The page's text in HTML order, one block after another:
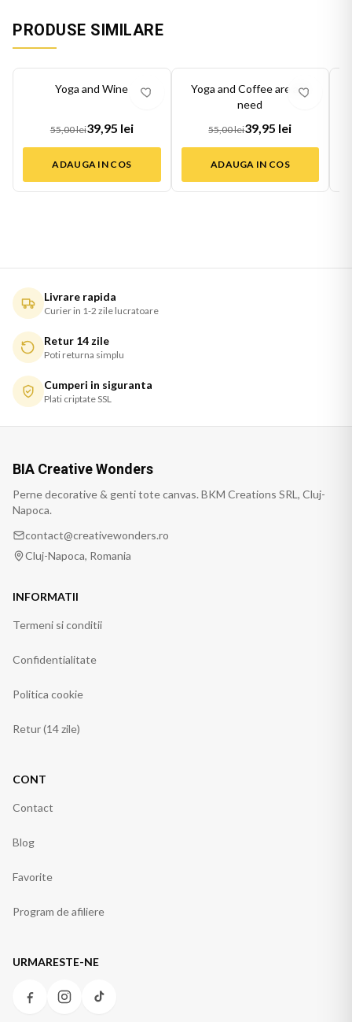
PRODUSE SIMILARE
Yoga and Wine
55,00 lei39,95 lei
ADAUGA IN COS
27%
Yoga and Coffee are all I
need
55,00 lei39,95 lei
ADAUGA IN COS
Livrare rapida
Curier in 1-2 zile lucratoare
Retur 14 zile
Poti returna simplu
Cumperi in siguranta
Plati criptate SSL
BIA Creative Wonders
Perne decorative & genti tote canvas. BKM Creations SRL, Cluj-
Napoca.
contact@creativewonders.ro
Cluj-Napoca, Romania
INFORMATII
Termeni si conditii
Confidentialitate
Politica cookie
Retur (14 zile)
CONT
Contact
Blog
Favorite
Program de afiliere
URMARESTE-NE